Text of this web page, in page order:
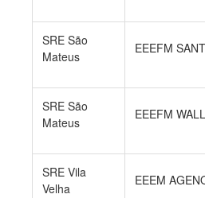
SRE São
Mateus
EEEFM
SRE São
Mateus
EEEFM
SRE Vila
Velha
EEEM